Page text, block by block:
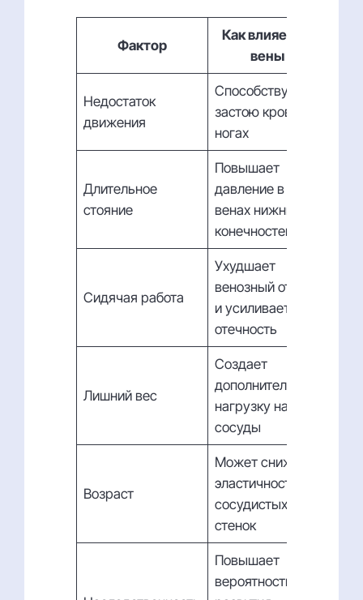
Фактор
Как влияет на
вены
Недостаток
движения
Способствует
застою крови в
ногах
Длительное
стояние
Повышает
давление в
венах нижних
конечностей
Сидячая работа
Ухудшает
венозный отток
и усиливает
отечность
Лишний вес
Создает
дополнительную
нагрузку на
сосуды
Возраст
Может снижать
эластичность
сосудистых
стенок
Повышает
вероятность